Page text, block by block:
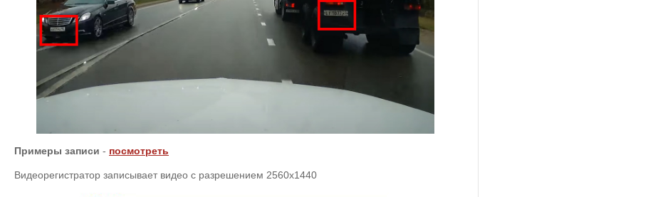
Примеры записи - посмотреть
Видеорегистратор записывает видео с разрешением 2560х1440